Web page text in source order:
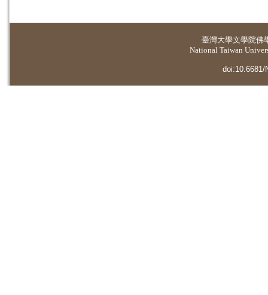
臺灣大學文學院佛
National Taiwan
doi:10.6681/